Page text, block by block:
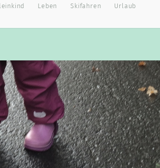
Leben Skifahren Urlaub